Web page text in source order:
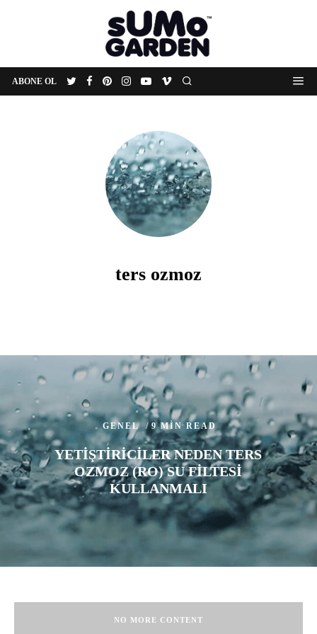
ABONE OL
ters ozmoz
GENEL 9 MIN READ
YETIŞTIRICILER NEDEN TERS
OZMOZ (RO) SU FILTESI
KULLANMALI
NO MORE CONTENT